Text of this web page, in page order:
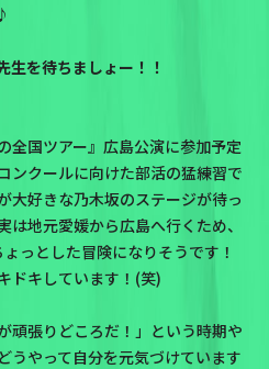
生を待ちましょー！！
全国ツアー』広島公演に参加予定
ンクールに向けた部活の猛練習で
大好きな乃木坂のステージが待っ
地元愛媛から広島へ行くため、
っとした冒険になりそうです！
ドキしています！(笑)
頑張りどころだ！」という時期や
うやって自分を元気づけています